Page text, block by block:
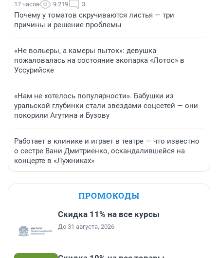
17 часов 9 219 3
Почему у томатов скручиваются листья — три
причины и решение проблемы
«Не вольеры, а камеры пыток»: девушка
пожаловалась на состояние экопарка «Лотос» в
Уссурийске
«Нам не хотелось популярности». Бабушки из
уральской глубинки стали звездами соцсетей — они
покорили Агутина и Бузову
Работает в клинике и играет в театре — что известно
о сестре Вани Дмитриенко, оскандалившейся на
концерте в «Лужниках»
ПРОМОКОДЫ
Скидка 11% на все курсы
До 31 августа, 2026